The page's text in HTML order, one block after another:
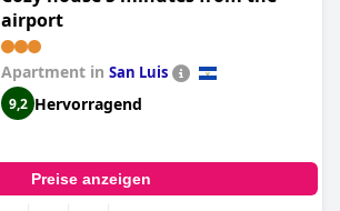
airport
Apartment in San Luis
9,2 Hervorragend
Preise anzeigen